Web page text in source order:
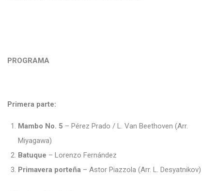
PROGRAMA
Primera parte:
Mambo No. 5 – Pérez Prado / L. Van Beethoven (Arr.
Miyagawa)
Batuque – Lorenzo Fernández
Primavera porteña – Astor Piazzola (Arr. L. Desyatnikov)